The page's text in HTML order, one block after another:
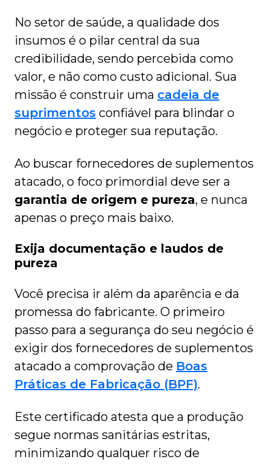
No setor de saúde, a qualidade dos
insumos é o pilar central da sua
credibilidade, sendo percebida como
valor, e não como custo adicional. Sua
missão é construir uma cadeia de
suprimentos confiável para blindar o
negócio e proteger sua reputação.
Ao buscar fornecedores de suplementos
atacado, o foco primordial deve ser a
garantia de origem e pureza, e nunca
apenas o preço mais baixo.
Exija documentação e laudos de
pureza
Você precisa ir além da aparência e da
promessa do fabricante. O primeiro
passo para a segurança do seu negócio é
exigir dos fornecedores de suplementos
atacado a comprovação de Boas
Práticas de Fabricação (BPF).
Este certificado atesta que a produção
segue normas sanitárias estritas,
minimizando qualquer risco de